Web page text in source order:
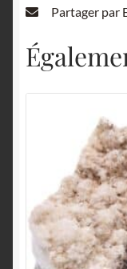
Partager par